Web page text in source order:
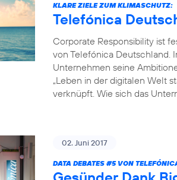
KLARE ZIELE ZUM KLIMASCHUTZ:
Telefónica
Corporate Responsibility ist
von Telefónica Deutschland.
Unternehmen seine
„Leben in der digitalen Welt
verknüpft. Wie sich das
02. Juni 2017
DATA DEBATES #5VON